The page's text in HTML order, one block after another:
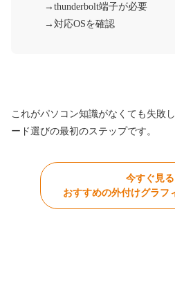
→thunderbolt端子が必要
→対応OSを確認
これがパソコン知識がなくても失敗
ード選びの最初のステップです。
今すぐ見る
おすすめの外付けグラフ